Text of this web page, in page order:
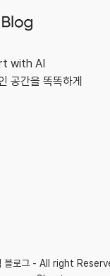
with AI
공간을 똑똑하게
블로그- All right